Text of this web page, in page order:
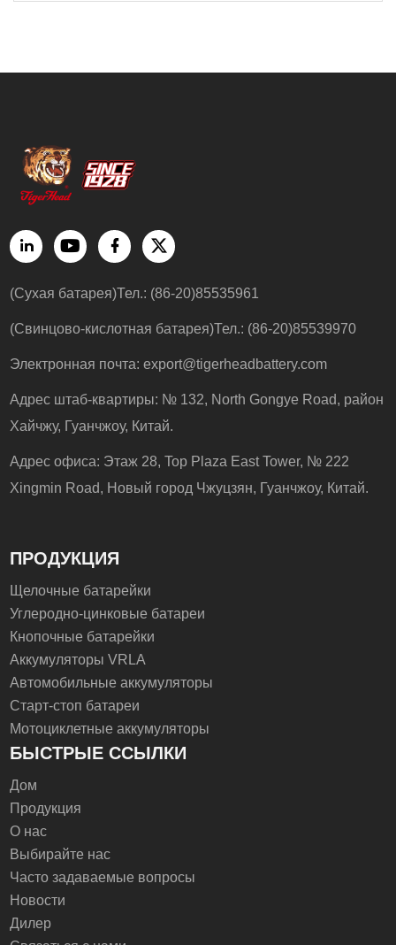
(Сухая батарея)Тел.: (86-20)85535961
(Свинцово-кислотная батарея)Тел.: (86-20)85539970
Электронная почта:export@tigerheadbattery.com
Адрес штаб-квартиры: № 132, North Gongye Road, район
Хайчжу, Гуанчжоу, Китай.
Адрес офиса: Этаж 28, Top Plaza East Tower, № 222
Xingmin Road, Новый город Чжуцзян, Гуанчжоу, Китай.
ПРОДУКЦИЯ
Щелочные батарейки
Углеродно-цинковые батареи
Кнопочные батарейки
Аккумуляторы VRLA
Автомобильные аккумуляторы
Старт-стоп батареи
Мотоциклетные аккумуляторы
БЫСТРЫЕ ССЫЛКИ
Дом
Продукция
О нас
Выбирайте нас
Часто задаваемые вопросы
Новости
Дилер